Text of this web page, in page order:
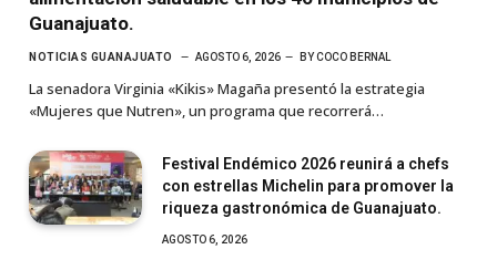
Guanajuato.
NOTICIAS GUANAJUATO AGOSTO 6, 2026 BY COCO BERNAL
La senadora Virginia «Kikis» Magaña presentó la estrategia
«Mujeres que Nutren», un programa que recorrerá…
Festival Endémico 2026 reunirá a chefs
con estrellas Michelin para promover la
riqueza gastronómica de Guanajuato.
AGOSTO 6, 2026